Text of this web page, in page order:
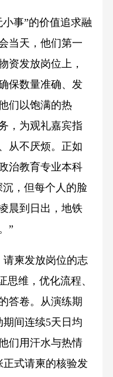
事”的价值追求融
当天，他们第一
资发放岗位上，
保数量准确、发
们以饱满的热
，为观礼嘉宾指
从不厌烦。正如
治教育专业本科
，但每个人的脸
晨到日出，地铁
”
柬发放岗位的志
思维，优化流程、
答卷。从演练期
间连续5天日均
们用汗水与热情
正式请柬的核验发